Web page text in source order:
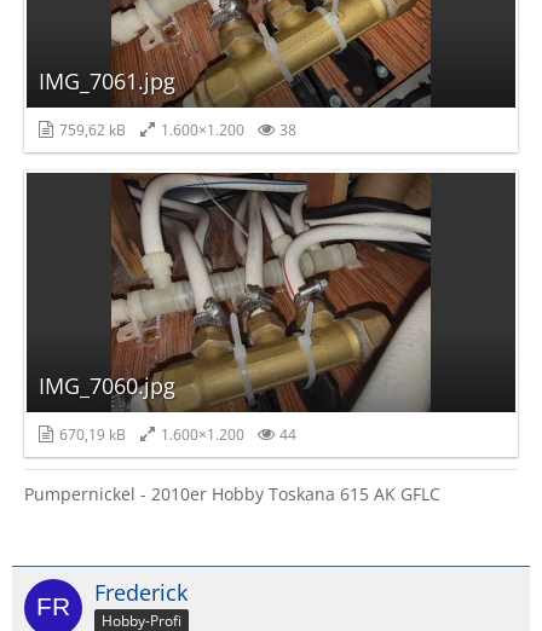
IMG_7061.jpg
759,62 kB 1.600×1.200 38
IMG_7060.jpg
670,19 kB 1.600×1.200 44
Pumpernickel - 2010er Hobby Toskana 615 AK GFLC
Frederick
Hobby-Profi